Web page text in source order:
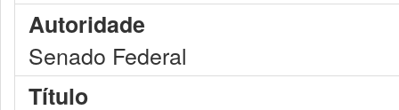
Autoridade
Senado Federal
Título